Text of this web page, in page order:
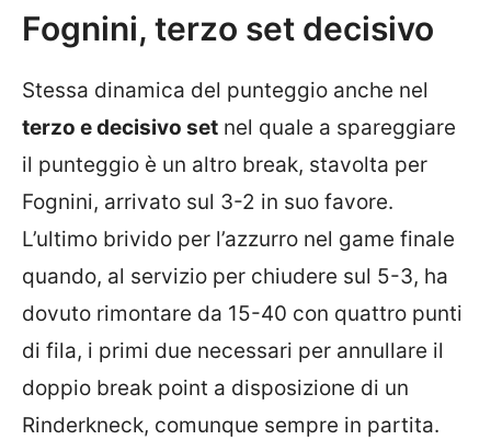
Fognini, terzo set decisivo
Stessa dinamica del punteggio anche nel
terzo e decisivo set nel quale a spareggiare
il punteggio è un altro break, stavolta per
Fognini, arrivato sul 3-2 in suo favore.
L’ultimo brivido per l’azzurro nel game finale
quando, al servizio per chiudere sul 5-3, ha
dovuto rimontare da 15-40 con quattro punti
di fila, i primi due necessari per annullare il
doppio break point a disposizione di un
Rinderkneck, comunque sempre in partita.